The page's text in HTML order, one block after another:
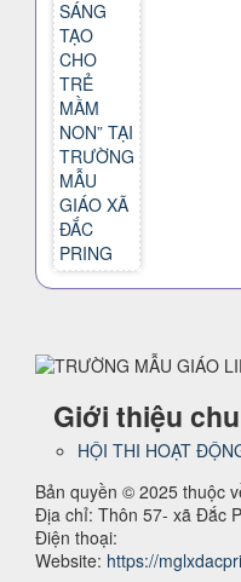
Giới thiệu
HỘI THI HOẠT
Bản quyền © 2025 thuộc
Địa chỉ: Thôn 57- xã Đắc
Điện thoại:
Website: https://